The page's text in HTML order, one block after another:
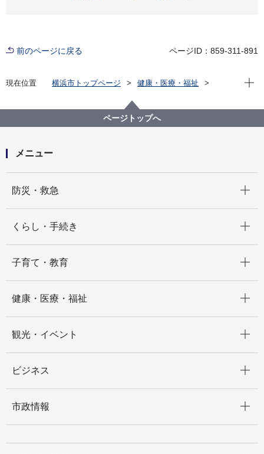
前のページに戻る ページID：859-311-891
現在位置 横浜市トップページ
健康・医療・福祉
現在
ページトップへ
メニュー
防災・救急
くらし・手続き
子育て・教育
健康・医療・福祉
観光・イベント
ビジネス
市政情報